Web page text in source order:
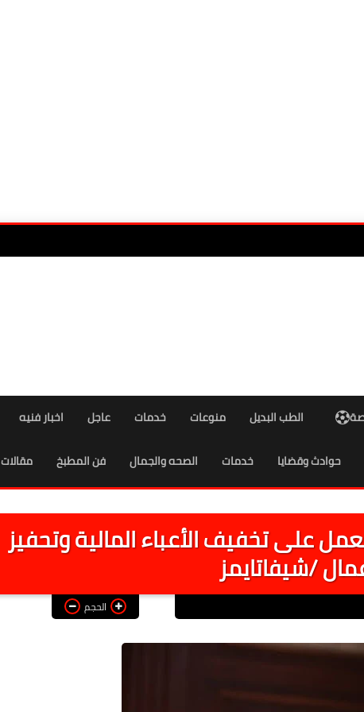
الطب البديل منوعات خدمات عاجل اخبار فنيه
حوادث وقضايا خدمات الصحه والجمال فن المطبخ مقالات
على تخفيف الأعباء المالية وتحفيز
/شيفاتايمز
الحجم